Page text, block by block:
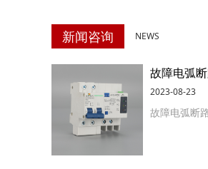
新闻咨询 NEWS
故障电弧
2023-08-23
故障电弧断